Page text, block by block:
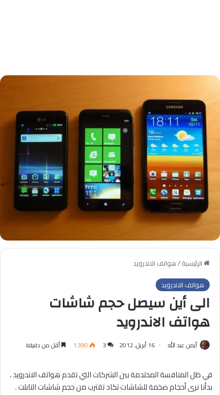
الرئيسية/هواتف الاندرويد
هواتف الاندرويد
الى أين سيصل حجم شاشات
هواتف الاندرويد
أيمن عبد الله 16 أبريل, 2012 3 1٬390 أقل من دقيقة
في ظل المنافسة المحتدمة بين الشركات التي تقدم هواتف الاندرويد ،
بدأنا نرى أحجام ضخمة للشاشات تكاد تقترب من حجم شاشات التابلت .